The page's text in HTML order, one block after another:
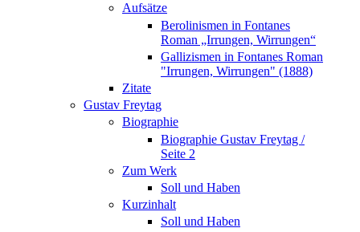
Aufsätze
Berolinismen in Fontanes
Roman „Irrungen, Wirrungen“
Gallizismen in Fontanes Roman
"Irrungen, Wirrungen" (1888)
Zitate
Gustav Freytag
Biographie
Biographie Gustav Freytag /
Seite 2
Zum Werk
Soll und Haben
Kurzinhalt
Soll und Haben